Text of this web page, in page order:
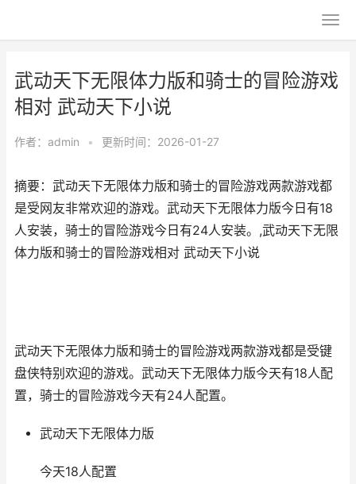
武动天下无限体力版和骑士的冒险游戏
相对 武动天下小说
作者： admin • 更新时间：2026-01-27
摘要：武动天下无限体力版和骑士的冒险游戏两款游戏都
是受网友非常欢迎的游戏。武动天下无限体力版今日有18
人安装，骑士的冒险游戏今日有24人安装。,武动天下无限
体力版和骑士的冒险游戏相对 武动天下小说
武动天下无限体力版和骑士的冒险游戏两款游戏都是受键
盘侠特别欢迎的游戏。武动天下无限体力版今天有18人配
置，骑士的冒险游戏今天有24人配置。
武动天下无限体力版
今天18人配置